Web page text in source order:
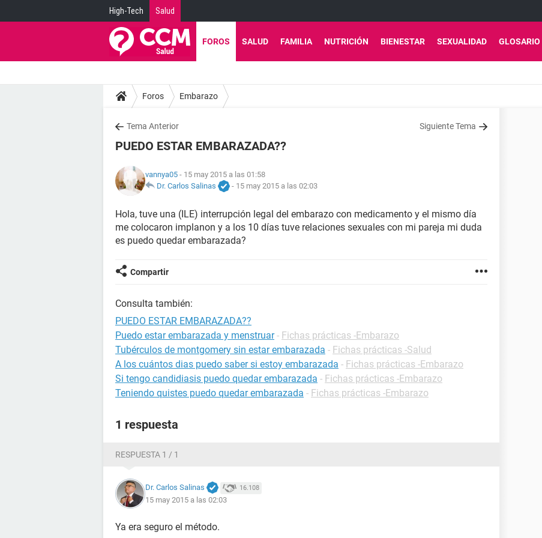
High-Tech Salud
FOROS SALUD FAMILIA NUTRICIÓN BIENESTAR SEXUALIDAD GLOSARIO
Foros Embarazo
Tema Anterior Siguiente Tema
PUEDO ESTAR EMBARAZADA??
vannya05 - 15 may 2015 a las 01:58
Dr. Carlos Salinas
- 15 may 2015 a las 02:03
Hola, tuve una (ILE) interrupción legal del embarazo con medicamento y el mismo día
me colocaron implanon y a los 10 días tuve relaciones sexuales con mi pareja mi duda
es puedo quedar embarazada?
Compartir
Consulta también:
PUEDO ESTAR EMBARAZADA??
Puedo estar embarazada y menstruar - Fichas prácticas -Embarazo
Tubérculos de montgomery sin estar embarazada - Fichas prácticas -Salud
A los cuántos dias puedo saber si estoy embarazada - Fichas prácticas -Embarazo
Si tengo candidiasis puedo quedar embarazada - Fichas prácticas -Embarazo
Teniendo quistes puedo quedar embarazada - Fichas prácticas -Embarazo
1 respuesta
RESPUESTA 1 / 1
Dr. Carlos Salinas 16.108
15 may 2015 a las 02:03
Ya era seguro el método.